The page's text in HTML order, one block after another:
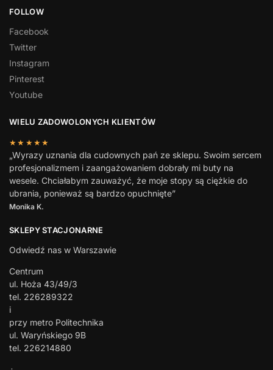
FOLLOW
Facebook
Twitter
Instagram
Pinterest
Youtube
WIELU ZADOWOLONYCH KLIENTÓW
★★★★★
„Wyrazy uznania dla cudownych pań ze sklepu. Swoim sercem
profesjonalizmem i zaangażowaniem dobrały mi buty na
wesele. Chciałabym zauważyć, że moje stopy są ciężkie do
ubrania, ponieważ są bardzo opuchnięte”
Monika K.
SKLEPY STACJONARNE
Odwiedź nas w Warszawie
Centrum
ul. Hoża 43/49/3
tel. 226289322
i
przy metro Politechnika
ul. Waryńskiego 9B
tel. 226214880